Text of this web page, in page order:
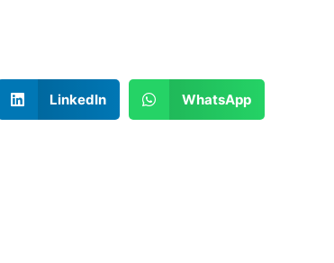
LinkedIn WhatsApp